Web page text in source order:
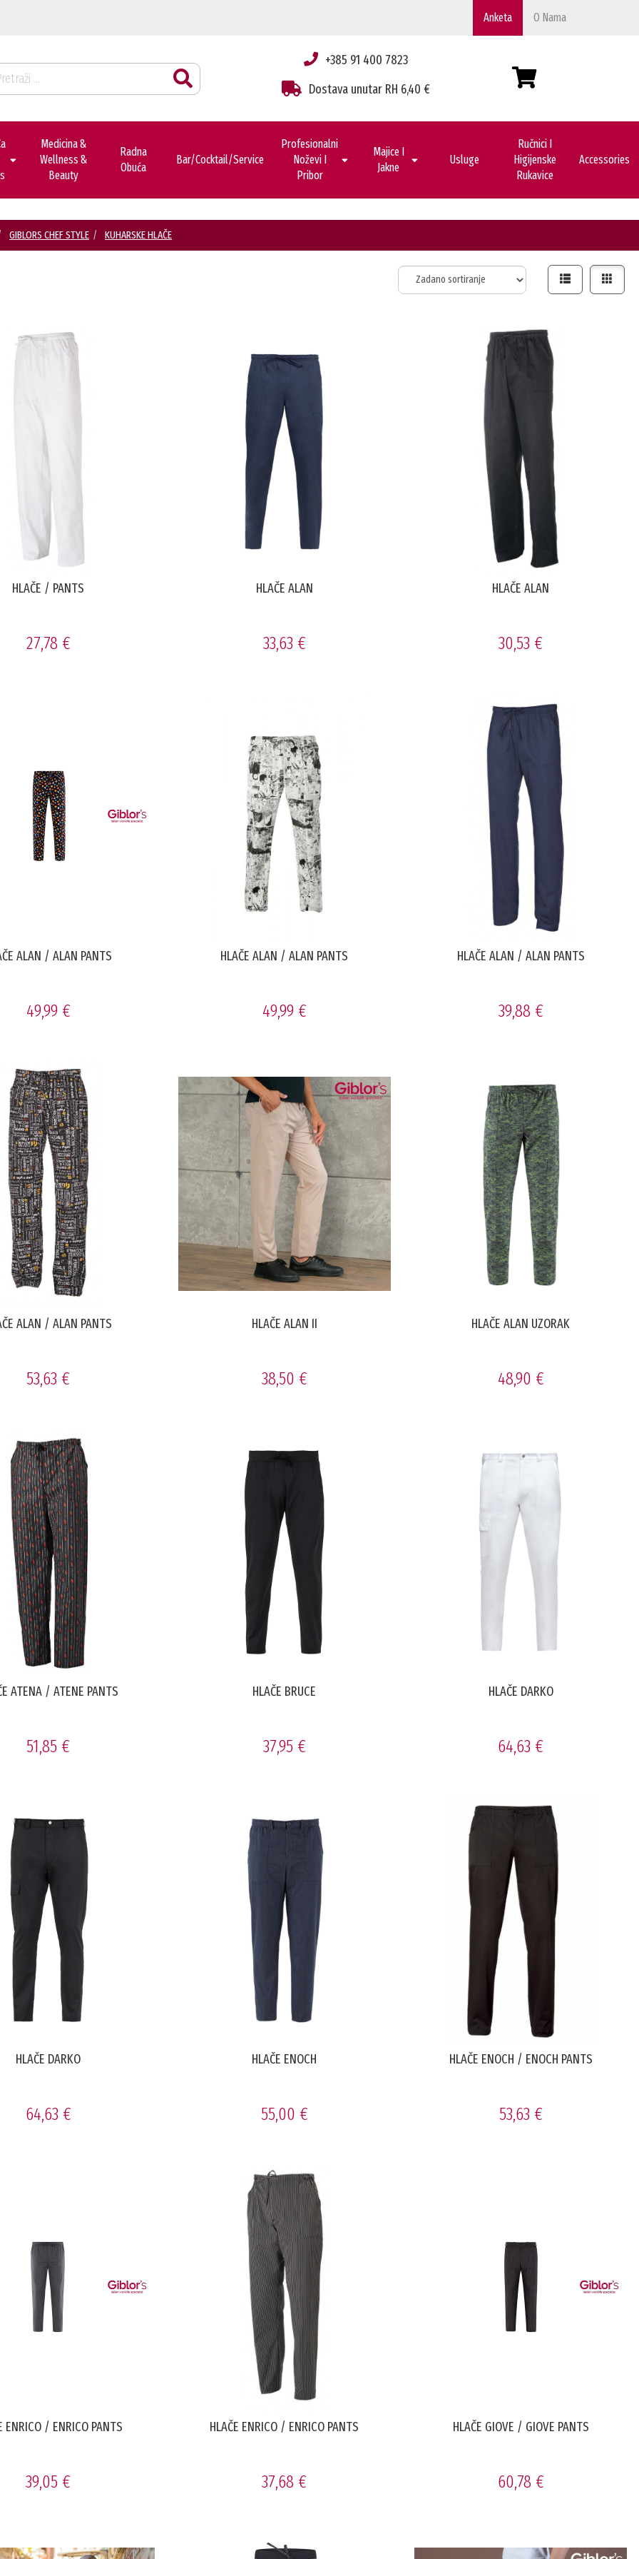
Anketa O Nama
+385 91 400 7823
Dostava unutar RH 6,40 €
Medicina &
Wellness &
Beauty
Radna
Obuća
Bar/cocktail/service
Profesionalni
Noževi I
Pribor
Majice I
Jakne
Usluge
Ručnici I
Higijenske
Rukavice
Accessories
GIBLORS CHEF STYLE KUHARSKE HLAČE
HLAČE / PANTS
27,78 €
HLAČE ALAN
33,63 €
HLAČE ALAN
30,53 €
ALAN / ALAN PANTS
49,99 €
HLAČE ALAN / ALAN PANTS
49,99 €
HLAČE ALAN / ALAN PANTS
39,88 €
ALAN / ALAN PANTS
53,63 €
HLAČE ALAN II
38,50 €
HLAČE ALAN UZORAK
48,90 €
ATENA / ATENE PANTS
51,85 €
HLAČE BRUCE
37,95 €
HLAČE DARKO
64,63 €
HLAČE DARKO
64,63 €
HLAČE ENOCH
55,00 €
HLAČE ENOCH / ENOCH PANTS
53,63 €
ENRICO / ENRICO PANTS
39,05 €
HLAČE ENRICO / ENRICO PANTS
37,68 €
HLAČE GIOVE / GIOVE PANTS
60,78 €